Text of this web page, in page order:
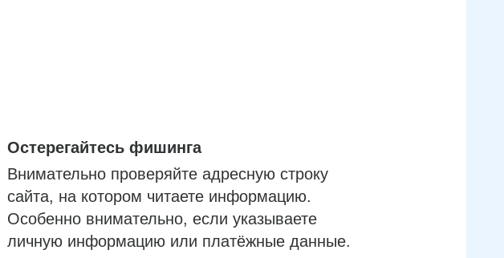
Остерегайтесь фишинга
Внимательно проверяйте адресную строку
сайта, на котором читаете информацию.
Особенно внимательно, если указываете
личную информацию или платёжные данные.